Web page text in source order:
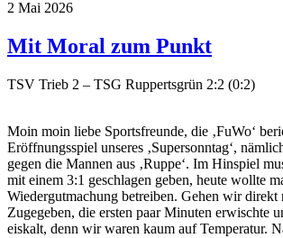
2 Mai 2026
Mit Moral zum Punkt
TSV Trieb 2 – TSG Ruppertsgrün 2:2 (0:2)
Moin moin liebe Sportsfreunde, die ‚FuWo‘
Eröffnungsspiel unseres ‚Supersonntag‘,
gegen die Mannen aus ‚Ruppe‘. Im Hinspiel
mit einem 3:1 geschlagen geben, heute wollte
Wiedergutmachung betreiben. Gehen wir
Zugegeben, die ersten paar Minuten erwischte
eiskalt, denn wir waren kaum auf Temperatur.